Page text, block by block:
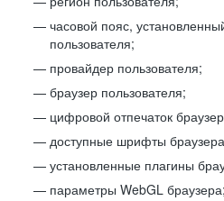
часовой пояс,
пользователя;
провайдер пользователя;
браузер пользователя;
цифровой отпечаток
доступные шрифты
установленные плагины
параметры WebGL браузера;